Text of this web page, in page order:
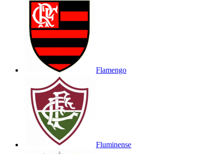
Flamengo
Fluminense